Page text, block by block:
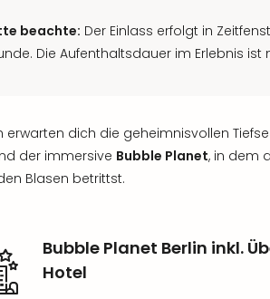
beachte: Der Einlass erfolgt in
Die Aufenthaltsdauer im Erlebnis ist
erwarten dich die geheimnisvollen
der immersive Bubble Planet, in dem
Blasen betrittst.
Bubble Planet Berlin inkl.
Hotel